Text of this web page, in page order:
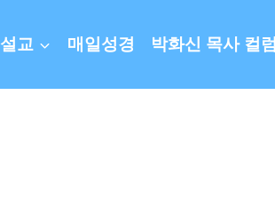
설교 매일성경 박화신 목사 컬럼